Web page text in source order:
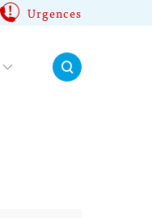
Urgences
Rechercher: